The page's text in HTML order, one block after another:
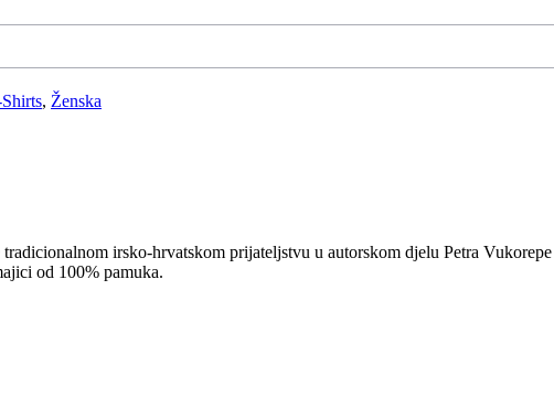
, Ženska
irsko-hrvatskom prijateljstvu u autorskom djelu Petra
od 100% pamuka.